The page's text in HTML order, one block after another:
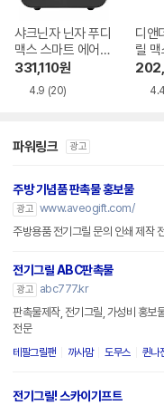
샤크닌자 닌자 푸디
맥스 스마트 에어그
릴 AG551KR
331,110원
4.9 (20)
디앤
릴
4.4
파워링크 광고
주방 기념품 판촉물 홍보물
광고 www.aveogift.com/
주방용품 전기그릴 문의 인쇄 제작
전기그릴 ABC판촉물
광고
abc777.kr
판촉물제작, 전기그릴, 가성비 홍보
전문
테팔그릴팬 까사맘 도무스 퀸나
전기그릴! 스카이기프트